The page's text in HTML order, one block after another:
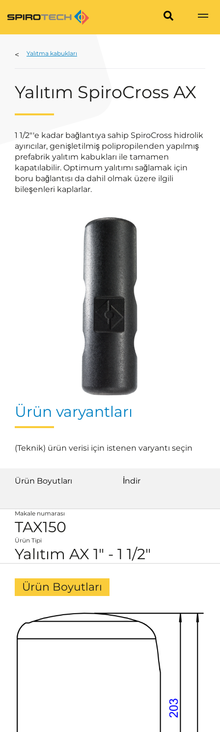
Yalıtma kabukları
Yalıtım SpiroCross AX
1 1/2"'e kadar bağlantıya sahip SpiroCross hidrolik
ayırıcılar, genişletilmiş polipropilenden yapılmış
prefabrik yalıtım kabukları ile tamamen
kapatılabilir. Optimum yalıtımı sağlamak için
boru bağlantısı da dahil olmak üzere ilgili
bileşenleri kaplarlar.
Ürün varyantları
(Teknik) ürün verisi için istenen varyantı seçin
Ürün Boyutları İndir
Makale numarası
TAX150
Ürün Tipi
Yalıtım AX 1" - 1 1/2"
Ürün Boyutları